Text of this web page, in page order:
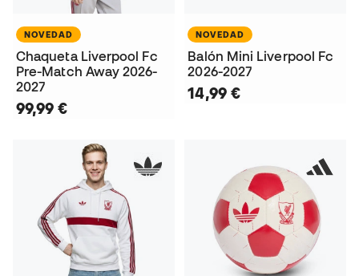
NOVEDAD
Chaqueta Liverpool Fc
Pre-Match Away 2026-
2027
99,99 €
NOVEDAD
Balón Mini Liverpool Fc
2026-2027
14,99 €